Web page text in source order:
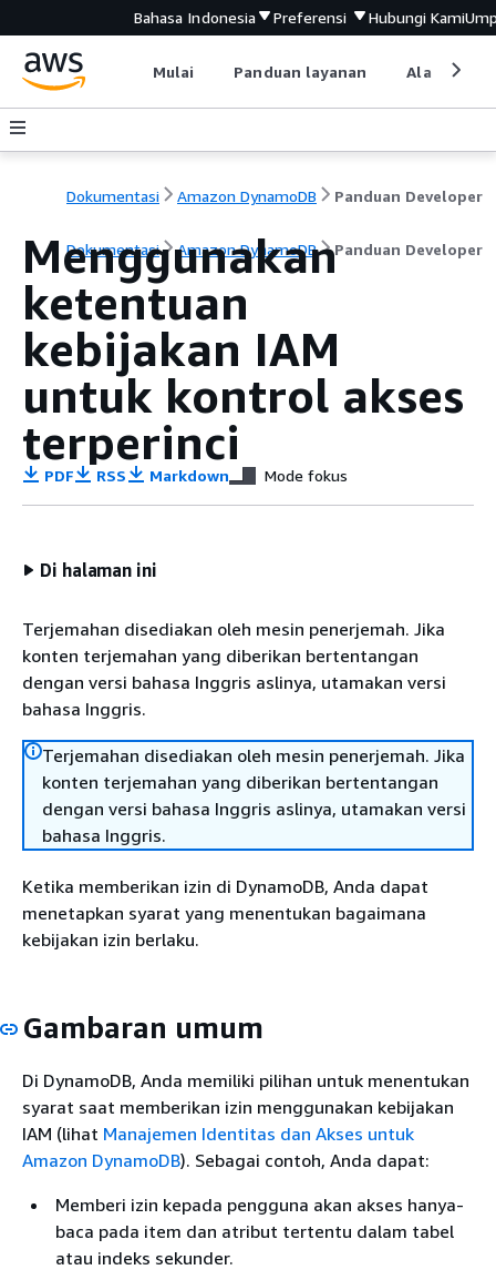
Bahasa Indonesia Preferensi Hubungi Kami
Mulai Panduan layanan Alat
Dokumentasi Amazon DynamoDB Panduan Developer
Dokumentasi Amazon DynamoDB Panduan Developer
Menggunakan
ketentuan
kebijakan IAM
untuk kontrol akses
terperinci
PDF RSS Markdown Mode fokus
Di halaman ini
Terjemahan disediakan oleh mesin penerjemah. Jika
konten terjemahan yang diberikan bertentangan
dengan versi bahasa Inggris aslinya, utamakan versi
bahasa Inggris.
Terjemahan disediakan oleh mesin penerjemah. Jika
konten terjemahan yang diberikan bertentangan
dengan versi bahasa Inggris aslinya, utamakan versi
bahasa Inggris.
Ketika memberikan izin di DynamoDB, Anda dapat
menetapkan syarat yang menentukan bagaimana
kebijakan izin berlaku.
Gambaran umum
Di DynamoDB, Anda memiliki pilihan untuk menentukan
syarat saat memberikan izin menggunakan kebijakan
IAM (lihat Manajemen Identitas dan Akses untuk
Amazon DynamoDB). Sebagai contoh, Anda dapat:
Memberi izin kepada pengguna akan akses hanya-
baca pada item dan atribut tertentu dalam tabel
atau indeks sekunder.